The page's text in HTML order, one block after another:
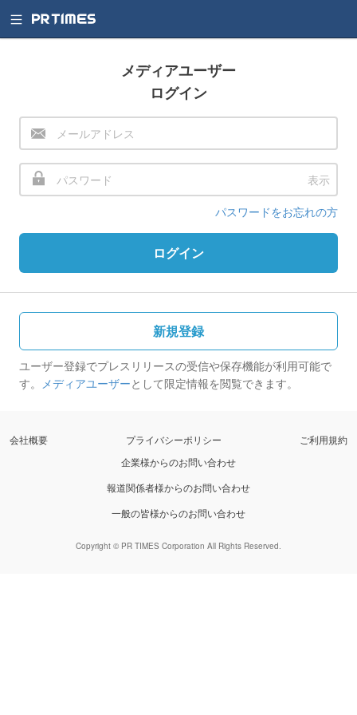
メディアユーザー
ログイン
表示
パスワードをお忘れの方
ログイン
新規登録
ユーザー登録でプレスリリースの受信や保存機能が利用可能で
す。 メディアユーザーとして限定情報を閲覧できます。
会社概要 プライバシーポリシー
ご利用規約
企業様からのお問い合わせ
報道関係者様からのお問い合わせ
一般の皆様からのお問い合わせ
Copyright © PR TIMES Corporation All Rights Reserved.